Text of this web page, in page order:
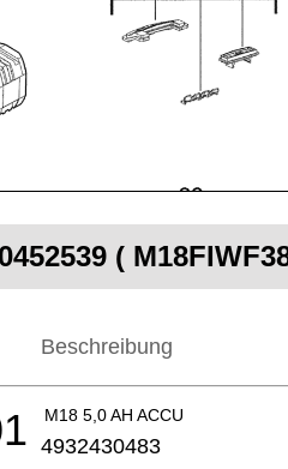
(
Beschreibung
M18 5,0 AH ACCU
4932430483